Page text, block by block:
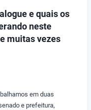
e quais os
neste
muitas vezes
em duas
e prefeitura,